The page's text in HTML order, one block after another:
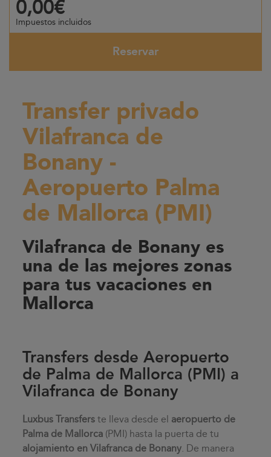
0,00€
Impuestos incluidos
Reservar
Transfer privado
Vilafranca de
Bonany -
Aeropuerto Palma
de Mallorca (PMI)
Vilafranca de Bonany es
una de las mejores zonas
para tus vacaciones en
Mallorca
Transfers desde Aeropuerto
de Palma de Mallorca (PMI) a
Vilafranca de Bonany
Luxbus Transfers te lleva desde el aeropuerto de
Palma de Mallorca (PMI) hasta la puerta de tu
alojamiento en Vilafranca de Bonany . De manera